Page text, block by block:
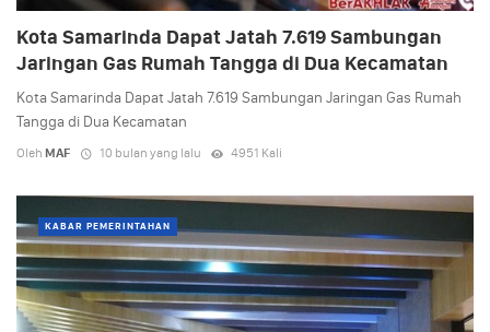
Kota Samarinda Dapat Jatah 7.619 Sambungan
Jaringan Gas Rumah Tangga di Dua Kecamatan
Kota Samarinda Dapat Jatah 7.619 Sambungan Jaringan Gas Rumah
Tangga di Dua Kecamatan
Oleh MAF 10 bulan yang lalu 4951 Kali
KABAR PEMERINTAHAN